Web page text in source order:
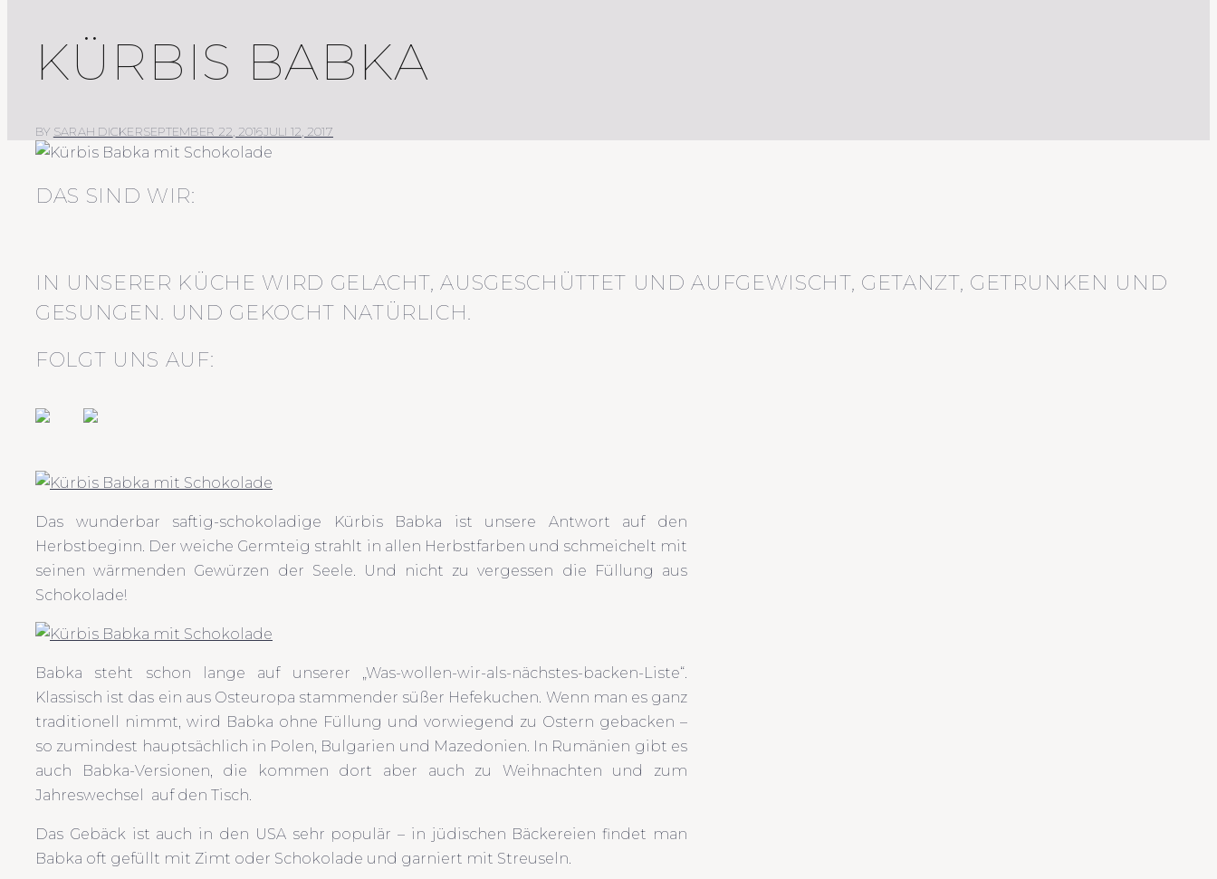
KÜRBIS BABKA
BY SARAH DICKERSEPTEMBER 22, 2016JULI 12, 2017
DAS SIND WIR:
IN UNSERER KÜCHE WIRD GELACHT, AUSGESCHÜTTET UND AUFGEWISCHT, GETANZT, GETRUNKEN UND
GESUNGEN. UND GEKOCHT NATÜRLICH.
FOLGT UNS AUF:
Das wunderbar saftig-schokoladige Kürbis Babka ist unsere Antwort auf den
Herbstbeginn. Der weiche Germteig strahlt in allen Herbstfarben und schmeichelt mit
seinen wärmenden Gewürzen der Seele. Und nicht zu vergessen die Füllung aus
Schokolade!
Babka steht schon lange auf unserer „Was-wollen-wir-als-nächstes-backen-Liste“.
Klassisch ist das ein aus Osteuropa stammender süßer Hefekuchen. Wenn man es ganz
traditionell nimmt, wird Babka ohne Füllung und vorwiegend zu Ostern gebacken –
so zumindest hauptsächlich in Polen, Bulgarien und Mazedonien. In Rumänien gibt es
auch Babka-Versionen, die kommen dort aber auch zu Weihnachten und zum
Jahreswechsel auf den Tisch.
Das Gebäck ist auch in den USA sehr populär – in jüdischen Bäckereien findet man
Babka oft gefüllt mit Zimt oder Schokolade und garniert mit Streuseln.